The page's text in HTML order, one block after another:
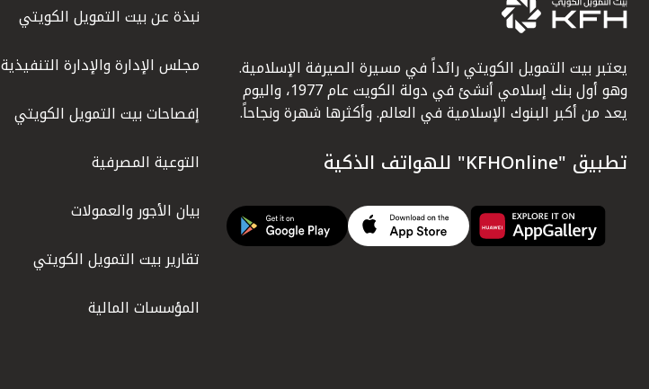
يعتبر بيت التمويل الكويتي رائداً في مسيرة الصيرفة الإسلامية.
وهو أول بنك إسلامي أنشئ في دولة الكويت عام 1977، واليوم
يعد من أكبر البنوك الإسلامية في العالم. وأكثرها شهرة ونجاحاً.
تطبيق "KFHOnline" للهواتف الذكية
نبذة عن بيت التمويل الكويتي
مجلس الإدارة والإدارة التنفيذية
إفصاحات بيت التمويل الكويتي
التوعية المصرفية
بيان الأجور والعمولات
تقارير بيت التمويل الكويتي
المؤسسات المالية